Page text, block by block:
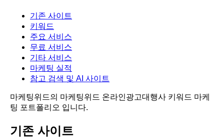
기존 사이트
키워드
주요 서비스
무료 서비스
기타 서비스
마케팅 실적
참고 검색 및 AI 사이트
마케팅위드의 마케팅위드 온라인광고대행사 키워드 마케
팅 포트폴리오 입니다.
기존 사이트